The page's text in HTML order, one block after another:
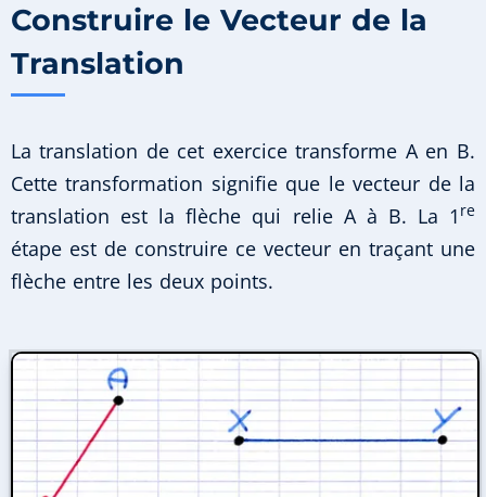
Construire le Vecteur de la
Translation
La translation de cet exercice transforme A en B.
Cette transformation signifie que le vecteur de la
translation est la flèche qui relie A à B. La 1 re
étape est de construire ce vecteur en traçant une
flèche entre les deux points.